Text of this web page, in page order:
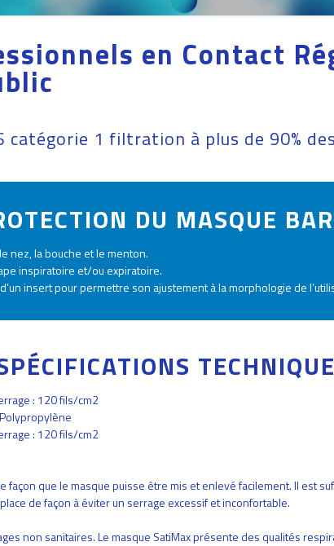
en Contact
catégorie 1 filtration à plus de 90%
DU MASQUE
nez, la bouche et le menton.
inspiratoire et/ou expiratoire.
insert pour permettre son ajustement à la morphologie de
: 120 fils/cm2
: 120 fils/cm2
façon que le masque puisse être mis et enlevé facilement. Il est
de façon à éviter un serrage excessif et inconfortable.
non sanitaires. Le masque SatiMax présente des qualités